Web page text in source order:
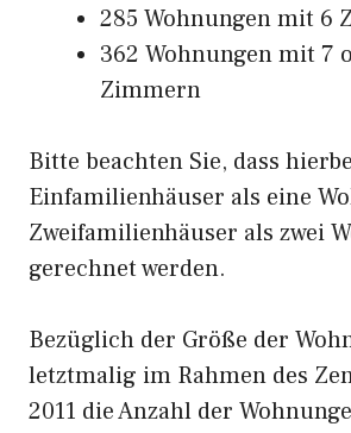
285 Wohnungen mit 6
362 Wohnungen mit 7
Zimmern
Bitte beachten Sie, dass
Einfamilienhäuser als eine
Zweifamilienhäuser als zwei
gerechnet werden.
Bezüglich der Größe der
letztmalig im Rahmen des
2011 die Anzahl der